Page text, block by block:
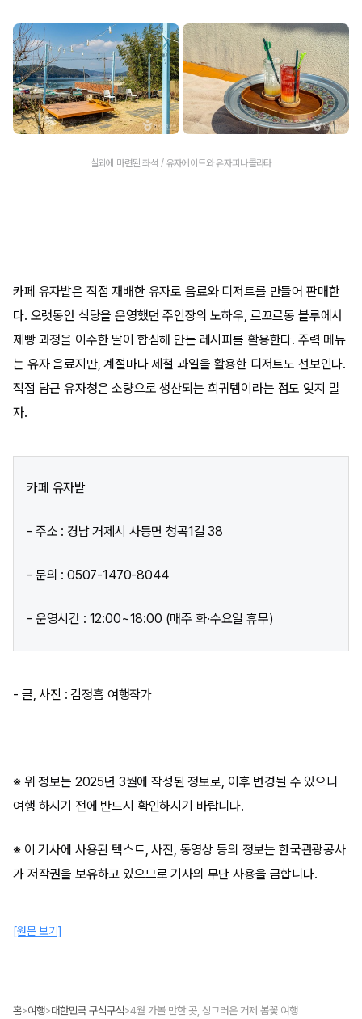
실외에 마련된 좌석 / 유자에이드와 유자피나콜라타
카페 유자밭은 직접 재배한 유자로 음료와 디저트를 만들어 판매한
다. 오랫동안 식당을 운영했던 주인장의 노하우, 르꼬르동 블루에서
제빵 과정을 이수한 딸이 합심해 만든 레시피를 활용한다. 주력 메뉴
는 유자 음료지만, 계절마다 제철 과일을 활용한 디저트도 선보인다.
직접 담근 유자청은 소량으로 생산되는 희귀템이라는 점도 잊지 말
자.
카페 유자밭
- 주소 : 경남 거제시 사등면 청곡1길 38
- 문의 : 0507-1470-8044
- 운영시간 : 12:00~18:00 (매주 화·수요일 휴무)
- 글, 사진 : 김정흠 여행작가
※ 위 정보는 2025년 3월에 작성된 정보로, 이후 변경될 수 있으니
여행 하시기 전에 반드시 확인하시기 바랍니다.
※ 이 기사에 사용된 텍스트, 사진, 동영상 등의 정보는 한국관광공사
가 저작권을 보유하고 있으므로 기사의 무단 사용을 금합니다.
[원문 보기]
홈>여행>대한민국 구석구석>4월 가볼 만한 곳, 싱그러운 거제 봄꽃 여행